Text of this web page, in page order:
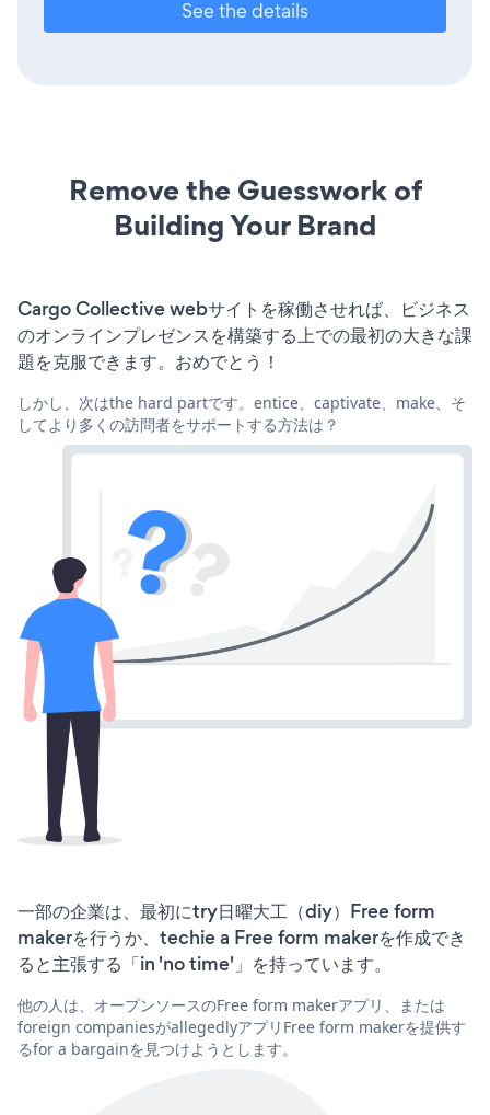
See the details
Remove the Guesswork of
Building Your Brand
Cargo Collective webサイトを稼働させれば、ビジネス
のオンラインプレゼンスを構築する上での最初の大きな課
題を克服できます。おめでとう！
しかし、次はthe hard partです。entice、captivate、make、そ
してより多くの訪問者をサポートする方法は？
一部の企業は、最初にtry日曜大工（diy）Free form
makerを行うか、techie a Free form makerを作成でき
ると主張する「in 'no time'」を持っています。
他の人は、オープンソースのFree form makerアプリ、または
foreign companiesがallegedlyアプリFree form makerを提供す
るfor a bargainを見つけようとします。